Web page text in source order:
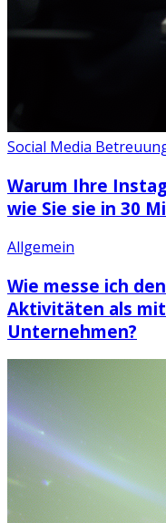
Social Media
Warum Ihre
wie Sie sie in 30
Allgemein
Wie messe ich
Aktivitäten als
Unternehmen?